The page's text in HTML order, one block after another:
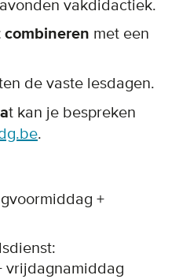
vakdidactiek.
combineren met een
de vaste lesdagen.
t kan je bespreken
.
+
vrijdagnamiddag